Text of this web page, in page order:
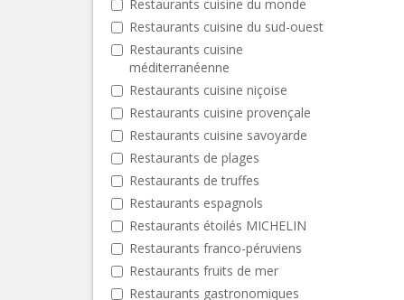
Restaurants cuisine du monde
Restaurants cuisine du sud-ouest
Restaurants cuisine
méditerranéenne
Restaurants cuisine niçoise
Restaurants cuisine provençale
Restaurants cuisine savoyarde
Restaurants de plages
Restaurants de truffes
Restaurants espagnols
Restaurants étoilés MICHELIN
Restaurants franco-péruviens
Restaurants fruits de mer
Restaurants gastronomiques